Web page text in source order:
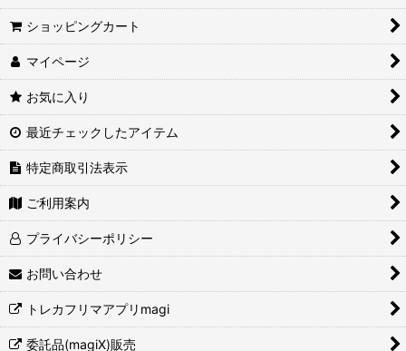
ショッピングカート
マイページ
お気に入り
最近チェックしたアイテム
特定商取引法表示
ご利用案内
プライバシーポリシー
お問い合わせ
トレカフリマアプリmagi
委託品(magiX)販売